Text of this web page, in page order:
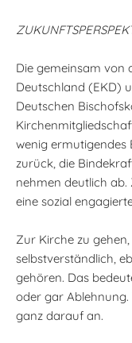
Die gemeinsam von
Deutschland (EKD)
Deutschen
wenig ermutigendes
zurück, die
nehmen deutlich
eine sozial
Zur Kirche zu
selbstverständlich,
gehören. Das
oder gar
ganz darauf an.